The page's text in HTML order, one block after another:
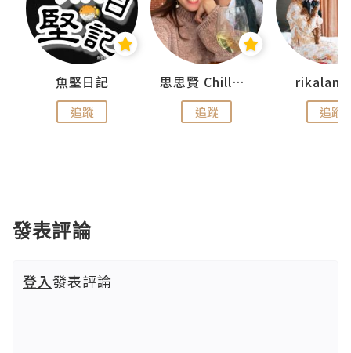
魚堅日記
追蹤
思思賢 ChillMyBabe
追蹤 追蹤
發表評論
登入發表評論